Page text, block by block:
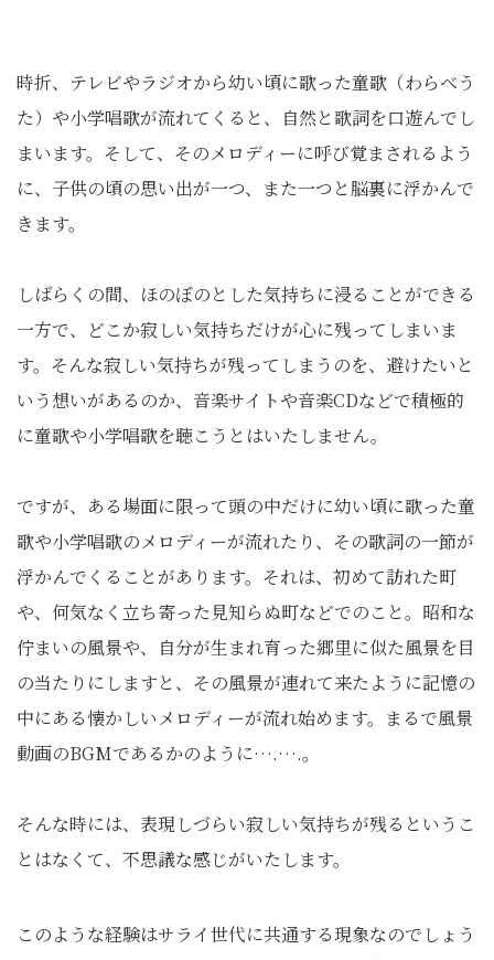
時折、テレビやラジオから幼い頃に歌った童歌（わらべう
た）や小学唱歌が流れてくると、自然と歌詞を口遊んでし
まいます。そして、そのメロディーに呼び覚まされるよう
に、子供の頃の思い出が一つ、また一つと脳裏に浮かんで
きます。
しばらくの間、ほのぼのとした気持ちに浸ることができる
一方で、どこか寂しい気持ちだけが心に残ってしまいま
す。そんな寂しい気持ちが残ってしまうのを、避けたいと
いう想いがあるのか、音楽サイトや音楽CDなどで積極的
に童歌や小学唱歌を聴こうとはいたしません。
ですが、ある場面に限って頭の中だけに幼い頃に歌った童
歌や小学唱歌のメロディーが流れたり、その歌詞の一節が
浮かんでくることがあります。それは、初めて訪れた町
や、何気なく立ち寄った見知らぬ町などでのこと。昭和な
佇まいの風景や、自分が生まれ育った郷里に似た風景を目
の当たりにしますと、その風景が連れて来たように記憶の
中にある懐かしいメロディーが流れ始めます。まるで風景
動画のBGMであるかのように….….。
そんな時には、表現しづらい寂しい気持ちが残るというこ
とはなくて、不思議な感じがいたします。
このような経験はサライ世代に共通する現象なのでしょう